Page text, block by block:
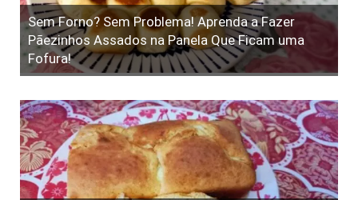
Sem Forno? Sem Problema! Aprenda a Fazer
Pãezinhos Assados na Panela Que Ficam uma
Fofura!